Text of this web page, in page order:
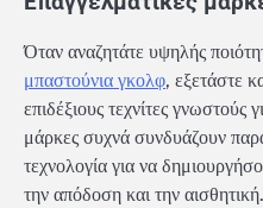
Όταν αναζητάτε υψηλής
μπαστούνια γκολφ, εξετάστε
επιδέξιους τεχνίτες γνωστούς
μάρκες συχνά συνδυάζουν
τεχνολογία για να
την απόδοση και την αισθητική.